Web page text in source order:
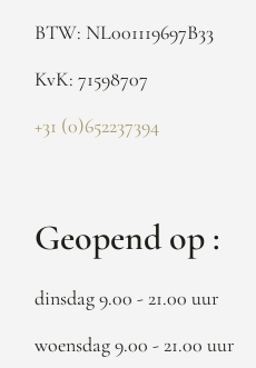
BTW: NL001119697B33
KvK: 71598707
+31 (0)652237394
Geopend op :
dinsdag 9.00 - 21.00 uur
woensdag 9.00 - 21.00 uur